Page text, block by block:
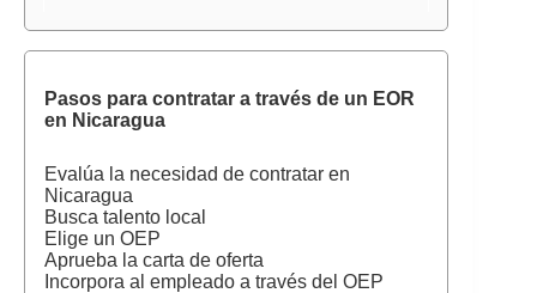
Pasos para contratar a través de un EOR
en Nicaragua
Evalúa la necesidad de contratar en
Nicaragua
Busca talento local
Elige un OEP
Aprueba la carta de oferta
Incorpora al empleado a través del OEP